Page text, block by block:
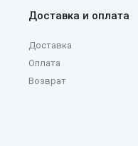
Доставка и оплата
Доставка
Оплата
Возврат